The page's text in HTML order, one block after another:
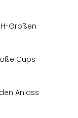
Größen
Cups
Anlass